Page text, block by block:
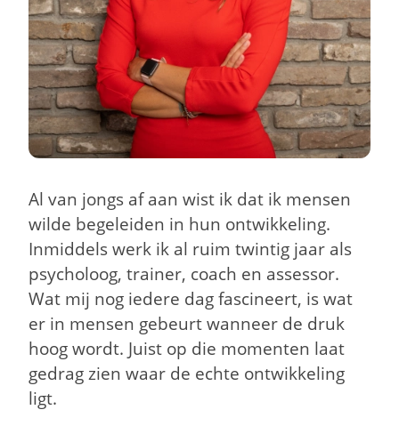
Al van jongs af aan wist ik dat ik mensen
wilde begeleiden in hun ontwikkeling.
Inmiddels werk ik al ruim twintig jaar als
psycholoog, trainer, coach en assessor.
Wat mij nog iedere dag fascineert, is wat
er in mensen gebeurt wanneer de druk
hoog wordt. Juist op die momenten laat
gedrag zien waar de echte ontwikkeling
ligt.